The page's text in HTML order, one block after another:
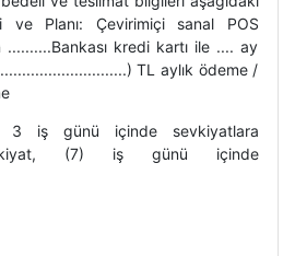
ve Planı: Çevirimiçi sanal POS
..........Bankası kredi kartı ile .... ay
TL aylık ödeme /
3 iş günü içinde sevkiyatlara
(7) iş günü içinde